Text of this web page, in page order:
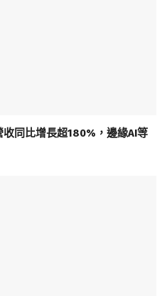
同比增長超180%，邊緣AI等